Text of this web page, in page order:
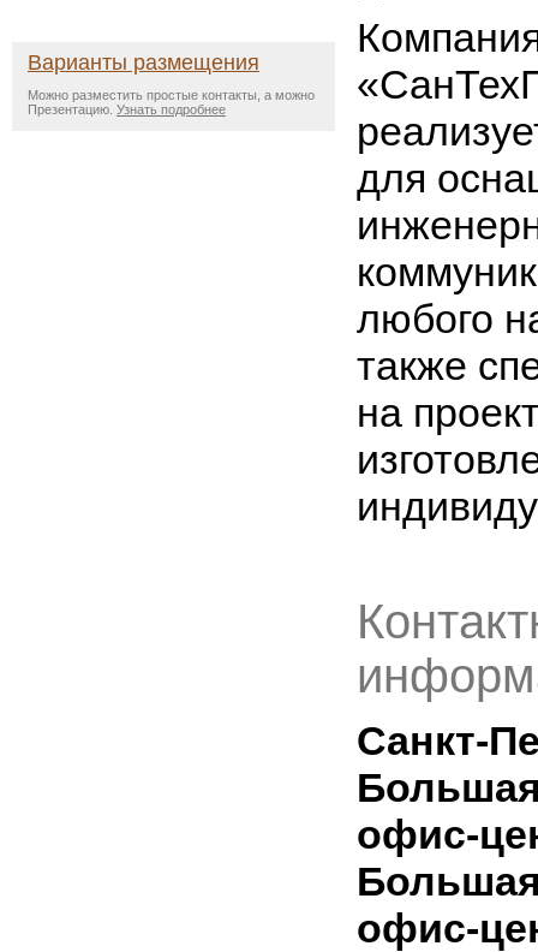
Варианты размещения
Можно разместить простые контакты, а можно
Презентацию. Узнать подробнее
для
любого
также
на
Санкт-
офис-
офис-